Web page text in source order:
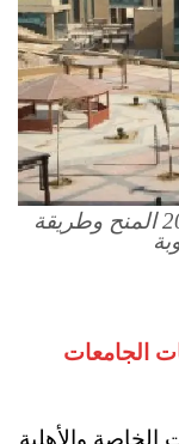
تخفيض تنسيق الجامعات الأهلية 2020 المنح وطريقة
الجامعات
والأهلية